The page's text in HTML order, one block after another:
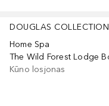
DOUGLAS COLLECTION
Home Spa
Kūno losjonas